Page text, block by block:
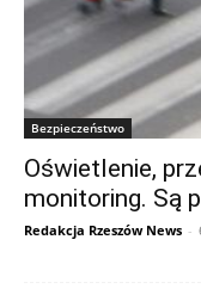
Bezpieczeństwo
Oświetlenie,
monitoring. Są
Redakcja Rzeszów News -